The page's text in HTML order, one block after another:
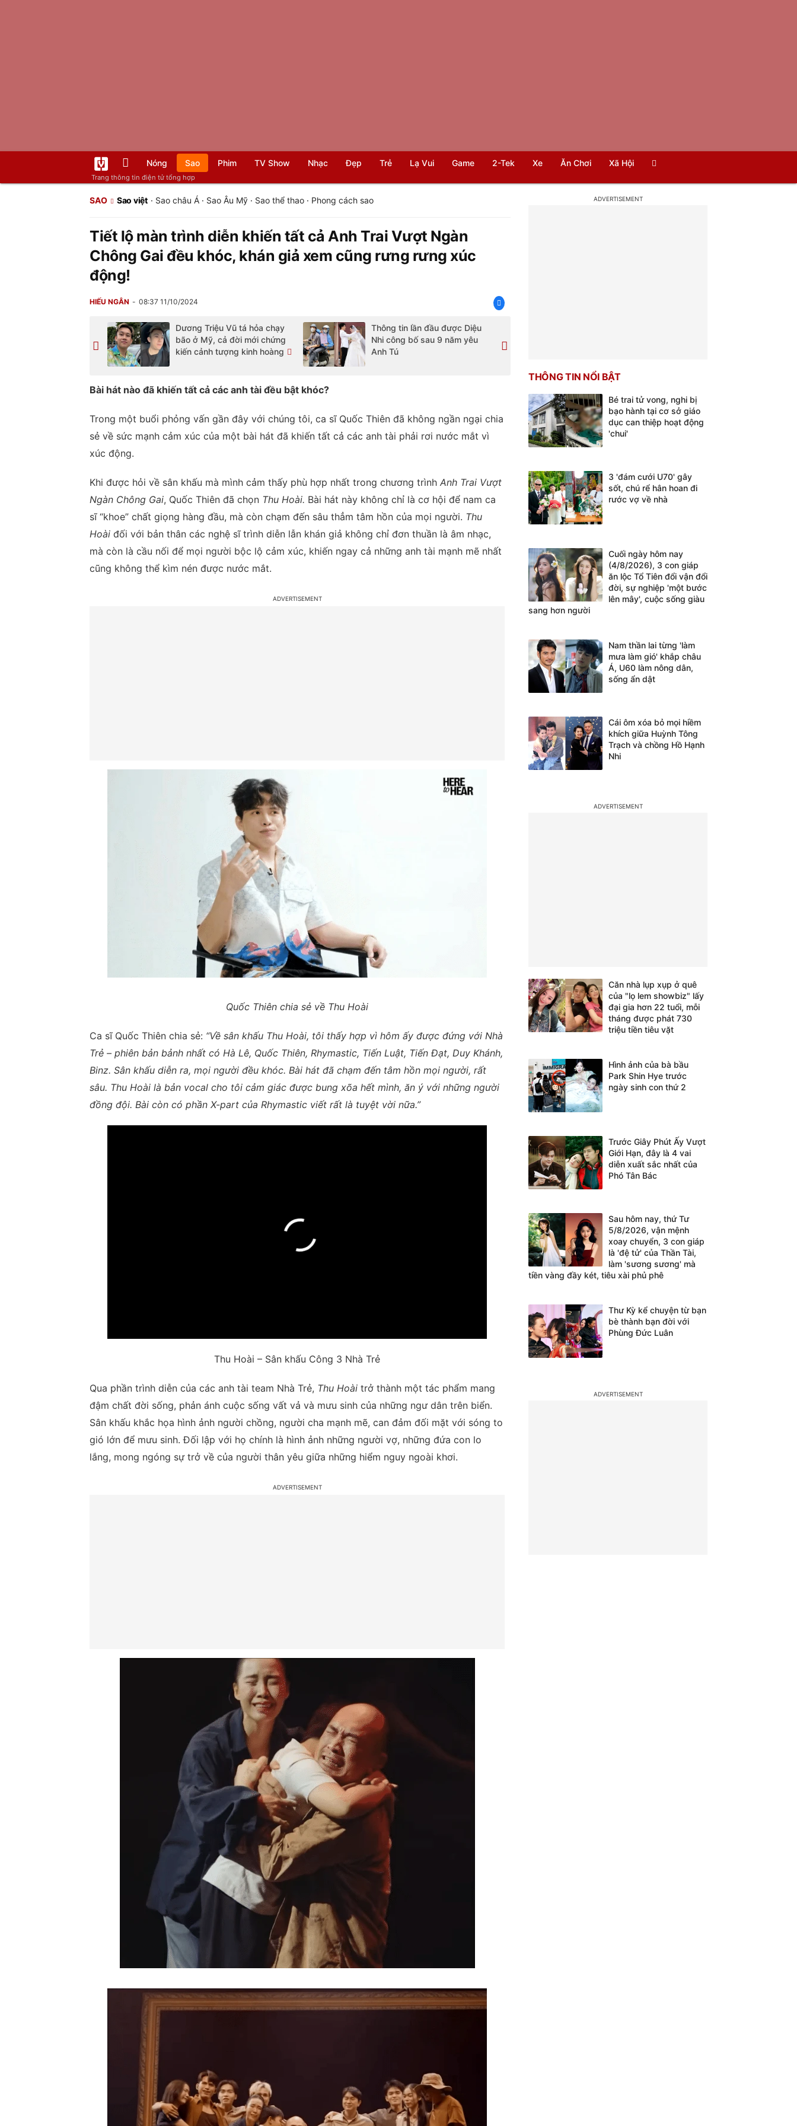
Trang thông tin điện tử tổng hợp
Nóng Sao Phim TV Show Nhạc Đẹp Trẻ Lạ Vui Game 2-Tek Xe Ăn Chơi Xã Hội
SAO Sao việt · Sao châu Á· Sao Âu Mỹ· Sao thể thao· Phong cách sao
Tiết lộ màn trình diễn khiến tất cả Anh Trai Vượt Ngàn
Chông Gai đều khóc, khán giả xem cũng rưng rưng xúc
động!
HIẾU NGÂN 08:37 11/10/2024
Dương Triệu Vũ tá hỏa chạy
bão ở Mỹ, cả đời mới chứng
kiến cảnh tượng kinh hoàng
Thông tin lần đầu được Diệu
Nhi công bố sau 9 năm yêu
Anh Tú
Bài hát nào đã khiến tất cả các anh tài đều bật khóc?
Trong một buổi phỏng vấn gần đây với chúng tôi, ca sĩ Quốc Thiên đã không ngần ngại chia
sẻ về sức mạnh cảm xúc của một bài hát đã khiến tất cả các anh tài phải rơi nước mắt vì
xúc động.
Khi được hỏi về sân khấu mà mình cảm thấy phù hợp nhất trong chương trình Anh Trai Vượt
Ngàn Chông Gai, Quốc Thiên đã chọn Thu Hoài. Bài hát này không chỉ là cơ hội để nam ca
sĩ “khoe” chất giọng hàng đầu, mà còn chạm đến sâu thẳm tâm hồn của mọi người. Thu
Hoài đối với bản thân các nghệ sĩ trình diễn lẫn khán giả không chỉ đơn thuần là âm nhạc,
mà còn là cầu nối để mọi người bộc lộ cảm xúc, khiến ngay cả những anh tài mạnh mẽ nhất
cũng không thể kìm nén được nước mắt.
Quốc Thiên chia sẻ về Thu Hoài
Ca sĩ Quốc Thiên chia sẻ: “Về sân khấu Thu Hoài, tôi thấy hợp vì hôm ấy được đứng với Nhà
Trẻ – phiên bản bảnh nhất có Hà Lê, Quốc Thiên, Rhymastic, Tiến Luật, Tiến Đạt, Duy Khánh,
Binz. Sân khấu diễn ra, mọi người đều khóc. Bài hát đã chạm đến tâm hồn mọi người, rất
sâu. Thu Hoài là bản vocal cho tôi cảm giác được bung xõa hết mình, ăn ý với những người
đồng đội. Bài còn có phần X-part của Rhymastic viết rất là tuyệt vời nữa.”
Thu Hoài – Sân khấu Công 3 Nhà Trẻ
Qua phần trình diễn của các anh tài team Nhà Trẻ, Thu Hoài trở thành một tác phẩm mang
đậm chất đời sống, phản ánh cuộc sống vất vả và mưu sinh của những ngư dân trên biển.
Sân khấu khắc họa hình ảnh người chồng, người cha mạnh mẽ, can đảm đối mặt với sóng to
gió lớn để mưu sinh. Đối lập với họ chính là hình ảnh những người vợ, những đứa con lo
lắng, mong ngóng sự trở về của người thân yêu giữa những hiểm nguy ngoài khơi.
THÔNG TIN NỔI BẬT
Bé trai tử vong, nghi bị
bạo hành tại cơ sở giáo
dục can thiệp hoạt động
'chui'
3 'đám cưới U70' gây
sốt, chú rể hân hoan đi
rước vợ về nhà
Cuối ngày hôm nay
(4/8/2026), 3 con giáp
ăn lộc Tổ Tiên đổi vận đổi
đời, sự nghiệp 'một bước
lên mây', cuộc sống giàu
sang hơn người
Nam thần lai từng 'làm
mưa làm gió' khắp châu
Á, U60 làm nông dân,
sống ẩn dật
Cái ôm xóa bỏ mọi hiềm
khích giữa Huỳnh Tông
Trạch và chồng Hồ Hạnh
Nhi
Căn nhà lụp xụp ở quê
của "lọ lem showbiz" lấy
đại gia hơn 22 tuổi, mỗi
tháng được phát 730
triệu tiền tiêu vặt
Hình ảnh của bà bầu
Park Shin Hye trước
ngày sinh con thứ 2
Trước Giây Phút Ấy Vượt
Giới Hạn, đây là 4 vai
diễn xuất sắc nhất của
Phó Tân Bác
Sau hôm nay, thứ Tư
5/8/2026, vận mệnh
xoay chuyển, 3 con giáp
là 'đệ tử' của Thần Tài,
làm 'sương sương' mà
tiền vàng đầy két, tiêu xài phủ phê
Thư Kỳ kể chuyện từ bạn
bè thành bạn đời với
Phùng Đức Luân